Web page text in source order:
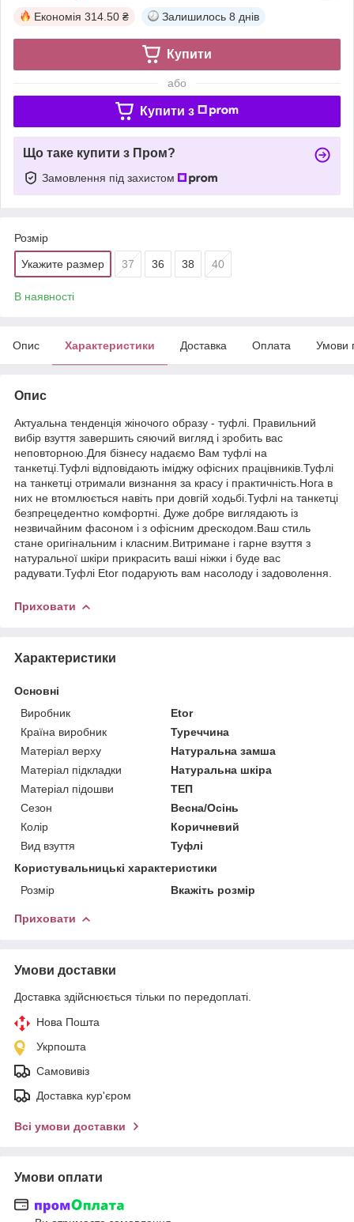
Економія 314.50 ₴ Залишилось 8 днів
Купити
або
Купити з
Що таке купити з Пром?
Замовлення під захистом
Розмір
Укажите размер 37 36 38 40
В наявності
Опис Характеристики Доставка Оплата Умови
Опис
Актуальна тенденція жіночого образу - туфлі. Правильний
вибір взуття завершить сяючий вигляд і зробить вас
неповторною.Для бізнесу надаємо Вам туфлі на
танкетці.Туфлі відповідають іміджу офісних працівників.Туфлі
на танкетці отримали визнання за красу і практичність.Нога в
них не втомлюється навіть при довгій ходьбі.Туфлі на танкетці
безпрецедентно комфортні. Дуже добре виглядають із
незвичайним фасоном і з офісним дрескодом.Ваш стиль
стане оригінальним і класним.Витримане і гарне взуття з
натуральної шкіри прикрасить ваші ніжки і буде вас
радувати.Туфлі Etor подарують вам насолоду і задоволення.
Приховати
Характеристики
Основні
Виробник
Etor
Країна виробник
Туреччина
Матеріал верху
Натуральна замша
Матеріал підкладки
Натуральна шкіра
Матеріал підошви
ТЕП
Сезон
Весна/Осінь
Колір
Коричневий
Вид взуття
Туфлі
Користувальницькі характеристики
Розмір
Вкажіть розмір
Приховати
Умови доставки
Доставка здійснюється тільки по передоплаті.
Нова Пошта
Укрпошта
Самовивіз
Доставка кур'єром
Всі умови доставки
Умови оплати